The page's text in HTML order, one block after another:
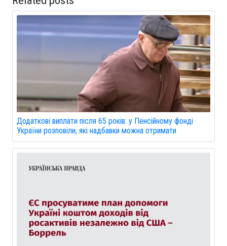
Додаткові виплати після 65 років: у Пенсійному фонді
України розповіли, які надбавки можна отримати